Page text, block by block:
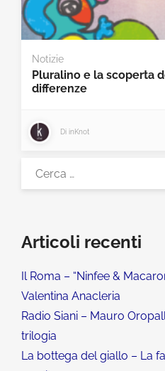
Notizie
Pluralino e la scoperta
differenze
Di inKnot
Articoli recenti
Il Roma – “Ninfee &
Valentina Anacleria
Radio Siani – Mauro
trilogia
La bottega del giallo – La